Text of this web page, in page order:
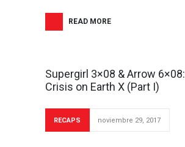
READ MORE
Supergirl 3×08 & Arrow 6×08:
Crisis on Earth X (Part I)
RECAPS noviembre 29, 2017